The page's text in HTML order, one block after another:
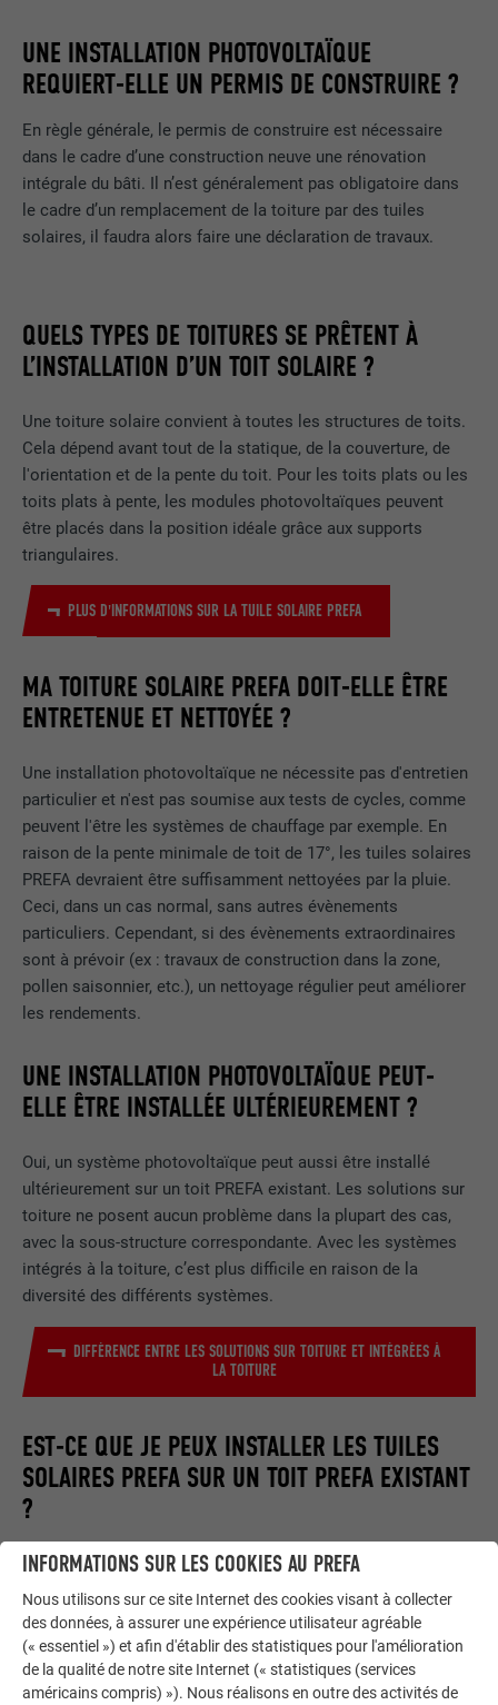
UNE INSTALLATION PHOTOVOLTAÏQUE
REQUIERT-ELLE UN PERMIS DE CONSTRUIRE ?
En règle générale, le permis de construire est nécessaire
dans le cadre d’une construction neuve une rénovation
intégrale du bâti. Il n’est généralement pas obligatoire dans
le cadre d’un remplacement de la toiture par des tuiles
solaires, il faudra alors faire une déclaration de travaux.
QUELS TYPES DE TOITURES SE PRÊTENT À
L’INSTALLATION D’UN TOIT SOLAIRE ?
Une toiture solaire convient à toutes les structures de toits.
Cela dépend avant tout de la statique, de la couverture, de
l'orientation et de la pente du toit. Pour les toits plats ou les
toits plats à pente, les modules photovoltaïques peuvent
être placés dans la position idéale grâce aux supports
triangulaires.
PLUS D'INFORMATIONS SUR LA TUILE SOLAIRE PREFA
MA TOITURE SOLAIRE PREFA DOIT-ELLE ÊTRE
ENTRETENUE ET NETTOYÉE ?
Une installation photovoltaïque ne nécessite pas d'entretien
particulier et n'est pas soumise aux tests de cycles, comme
peuvent l'être les systèmes de chauffage par exemple. En
raison de la pente minimale de toit de 17°, les tuiles solaires
PREFA devraient être suffisamment nettoyées par la pluie.
Ceci, dans un cas normal, sans autres évènements
particuliers. Cependant, si des évènements extraordinaires
sont à prévoir (ex : travaux de construction dans la zone,
pollen saisonnier, etc.), un nettoyage régulier peut améliorer
les rendements.
UNE INSTALLATION PHOTOVOLTAÏQUE PEUT-
ELLE ÊTRE INSTALLÉE ULTÉRIEUREMENT ?
Oui, un système photovoltaïque peut aussi être installé
ultérieurement sur un toit PREFA existant. Les solutions sur
toiture ne posent aucun problème dans la plupart des cas,
avec la sous-structure correspondante. Avec les systèmes
intégrés à la toiture, c’est plus difficile en raison de la
diversité des différents systèmes.
DIFFÉRENCE ENTRE LES SOLUTIONS SUR TOITURE ET INTÉGRÉES À
LA TOITURE
EST-CE QUE JE PEUX INSTALLER LES TUILES
SOLAIRES PREFA SUR UN TOIT PREFA EXISTANT
?
Dans tous les cas, la couverture existante devra être retirée.
Il est impossible d'installer les modules solaires
ultérieurement. Selon la forme du toit et la situation, les
travaux peuvent être simples ou importants. Le toit démonté
pourra être dédié à d'autres usages, sur des bâtiments
adjacents par exemple (Car port, abris de jardin, etc.).
INFORMATIONS SUR LES COOKIES AU PREFA
Nous utilisons sur ce site Internet des cookies visant à collecter
des données, à assurer une expérience utilisateur agréable
(« essentiel ») et afin d'établir des statistiques pour l'amélioration
de la qualité de notre site Internet (« statistiques (services
américains compris) »). Nous réalisons en outre des activités de